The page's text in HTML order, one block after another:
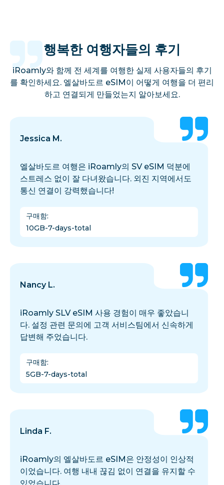
행복한 여행자들의 후기
iRoamly와 함께 전 세계를 여행한 실제 사용자들의 후기
를 확인하세요. 엘살바도르 eSIM이 어떻게 여행을 더 편리
하고 연결되게 만들었는지 알아보세요.
Jessica M.
엘살바도르 여행은 iRoamly의 SV eSIM 덕분에
스트레스 없이 잘 다녀왔습니다. 외진 지역에서도
통신 연결이 강력했습니다!
구매함:
10GB-7-days-total
Nancy L.
iRoamly SLV eSIM 사용 경험이 매우 좋았습니
다. 설정 관련 문의에 고객 서비스팀에서 신속하게
답변해 주었습니다.
구매함:
5GB-7-days-total
Linda F.
iRoamly의 엘살바도르 eSIM은 안정성이 인상적
이었습니다. 여행 내내 끊김 없이 연결을 유지할 수